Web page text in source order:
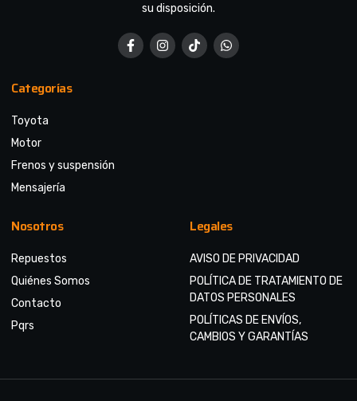
su disposición.
Categorías
Toyota
Motor
Frenos y suspensión
Mensajería
Nosotros
Repuestos
Quiénes Somos
Contacto
Pqrs
Legales
AVISO DE PRIVACIDAD
POLÍTICA DE TRATAMIENTO DE
DATOS PERSONALES
POLÍTICAS DE ENVÍOS,
CAMBIOS Y GARANTÍAS